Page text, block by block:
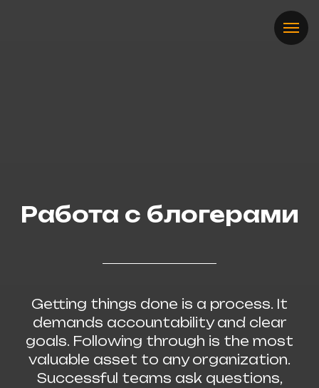
Работа с блогерами
Getting things done is a process. It
demands accountability and clear
goals. Following through is the most
valuable asset to any organization.
Successful teams ask questions,